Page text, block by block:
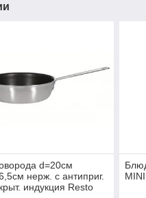
d=20см
нерж. с антиприг.
индукция Resto